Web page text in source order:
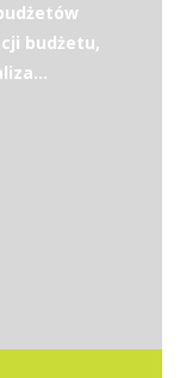
budżetu,